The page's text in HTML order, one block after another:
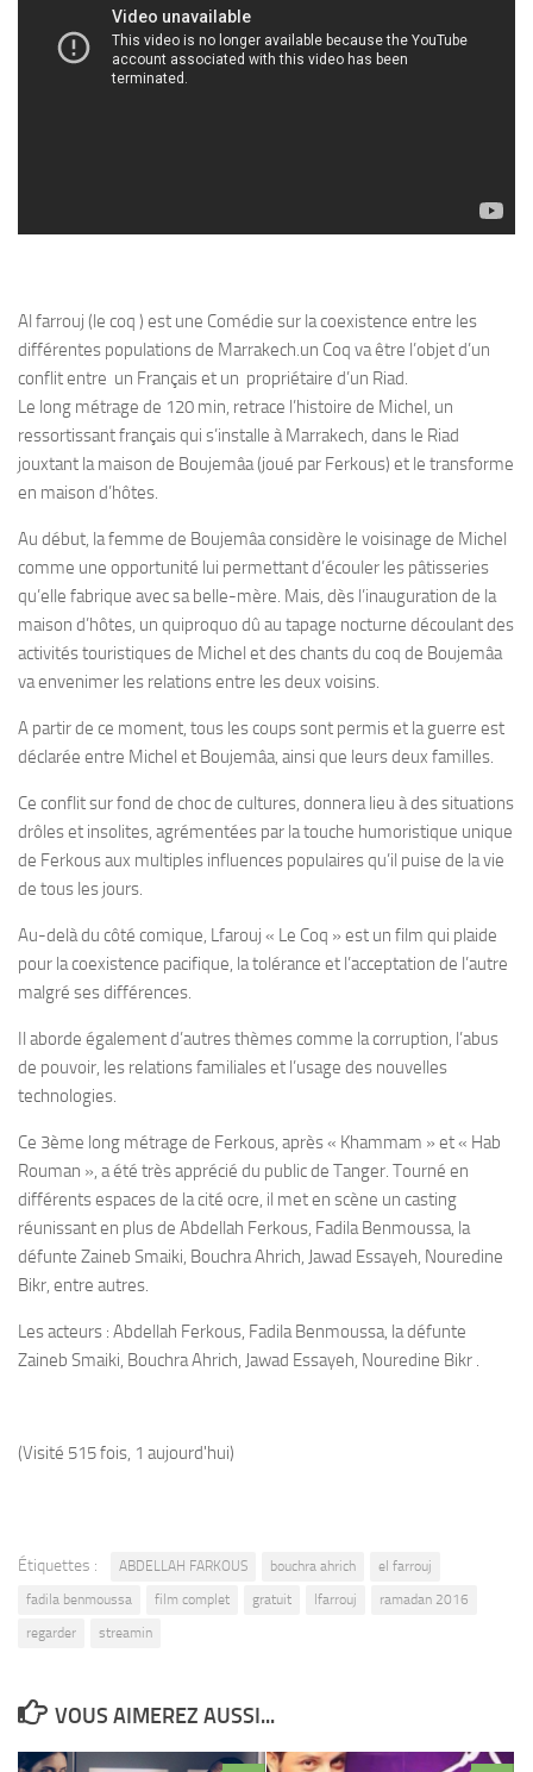
Al farrouj (le coq ) est une Comédie sur la coexistence entre les
différentes populations de Marrakech.un Coq va être l’objet d’un
conflit entre un Français et un propriétaire d’un Riad.
Le long métrage de 120 min, retrace l’histoire de Michel, un
ressortissant français qui s’installe à Marrakech, dans le Riad
jouxtant la maison de Boujemâa (joué par Ferkous) et le transforme
en maison d’hôtes.
Au début, la femme de Boujemâa considère le voisinage de Michel
comme une opportunité lui permettant d’écouler les pâtisseries
qu’elle fabrique avec sa belle-mère. Mais, dès l’inauguration de la
maison d’hôtes, un quiproquo dû au tapage nocturne découlant des
activités touristiques de Michel et des chants du coq de Boujemâa
va envenimer les relations entre les deux voisins.
A partir de ce moment, tous les coups sont permis et la guerre est
déclarée entre Michel et Boujemâa, ainsi que leurs deux familles.
Ce conflit sur fond de choc de cultures, donnera lieu à des situations
drôles et insolites, agrémentées par la touche humoristique unique
de Ferkous aux multiples influences populaires qu’il puise de la vie
de tous les jours.
Au-delà du côté comique, Lfarouj « Le Coq » est un film qui plaide
pour la coexistence pacifique, la tolérance et l’acceptation de l’autre
malgré ses différences.
Il aborde également d’autres thèmes comme la corruption, l’abus
de pouvoir, les relations familiales et l’usage des nouvelles
technologies.
Ce 3ème long métrage de Ferkous, après « Khammam » et « Hab
Rouman », a été très apprécié du public de Tanger. Tourné en
différents espaces de la cité ocre, il met en scène un casting
réunissant en plus de Abdellah Ferkous, Fadila Benmoussa, la
défunte Zaineb Smaiki, Bouchra Ahrich, Jawad Essayeh, Nouredine
Bikr, entre autres.
Les acteurs : Abdellah Ferkous, Fadila Benmoussa, la défunte
Zaineb Smaiki, Bouchra Ahrich, Jawad Essayeh, Nouredine Bikr .
(Visité 515 fois, 1 aujourd'hui)
Étiquettes : ABDELLAH FARKOUS bouchra ahrich
el farrouj
fadila benmoussa
film complet gratuit lfarrouj
ramadan 2016
regarder
streamin
VOUS AIMEREZ AUSSI...